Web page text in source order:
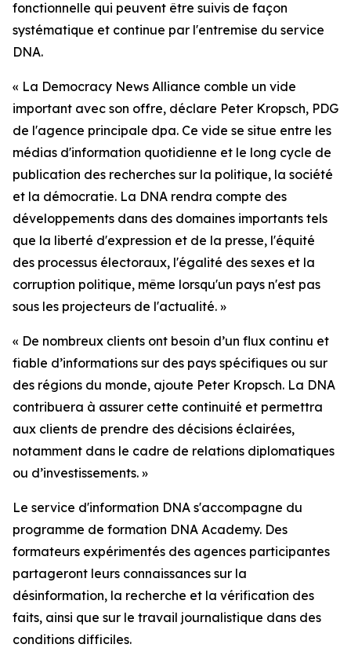
fonctionnelle qui peuvent être suivis de façon
systématique et continue par l'entremise du service
DNA.
« La Democracy News Alliance comble un vide
important avec son offre, déclare Peter Kropsch, PDG
de l'agence principale dpa. Ce vide se situe entre les
médias d'information quotidienne et le long cycle de
publication des recherches sur la politique, la société
et la démocratie. La DNA rendra compte des
développements dans des domaines importants tels
que la liberté d'expression et de la presse, l'équité
des processus électoraux, l'égalité des sexes et la
corruption politique, même lorsqu'un pays n'est pas
sous les projecteurs de l'actualité. »
« De nombreux clients ont besoin d’un flux continu et
fiable d’informations sur des pays spécifiques ou sur
des régions du monde, ajoute Peter Kropsch. La DNA
contribuera à assurer cette continuité et permettra
aux clients de prendre des décisions éclairées,
notamment dans le cadre de relations diplomatiques
ou d’investissements. »
Le service d'information DNA s'accompagne du
programme de formation DNA Academy. Des
formateurs expérimentés des agences participantes
partageront leurs connaissances sur la
désinformation, la recherche et la vérification des
faits, ainsi que sur le travail journalistique dans des
conditions difficiles.